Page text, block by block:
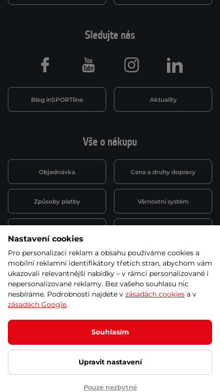
Vše o nákupu
Objednávka Cena a druhy dopravy
Způsoby platby Věrnostní systém
Půjčovna
obchodní podmínky
Kariéra
Sledujte nás
Blog inSPORTline Aktuality
Facebook Youtube Instagram LinkedIn
© 2026 SEVEN SPORT s.r.o Všechna práva vyhrazena
Podle zákona o evidenci tržeb je prodávající povinen vystavit
kupujícímu účtenku.
Zároveň je povinen zaevidovat přijatou tržbu u správce daně online; v
případě technického výpadku pak nejpozději do 48 hodin.
Ochrana osobních údajů Nastavení cookies Vnitřní oznamovací
systém Prohlášení přístupnosti
Nastavení cookies
Pro personalizaci reklam a obsahu používáme cookies a
mobilní reklamní identifikátory třetích stran, abychom vám
ukazovali relevantnější nabídky – v rámci personalizované i
nepersonalizované reklamy. Bez vašeho souhlasu nic
nesbíráme. Podrobnosti najdete v zásadách cookies a v
zásadách Google.
Souhlasím
Upravit nastavení
Pouze nezbytné